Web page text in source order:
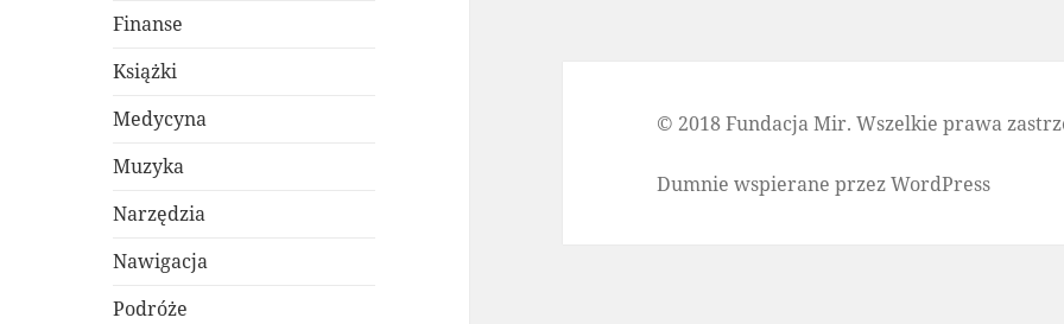
Finanse
Książki
Medycyna
Muzyka
Narzędzia
Nawigacja
Podróże
© 2018 Fundacja Mir. Wszelkie prawa
Dumnie wspierane przez WordPress